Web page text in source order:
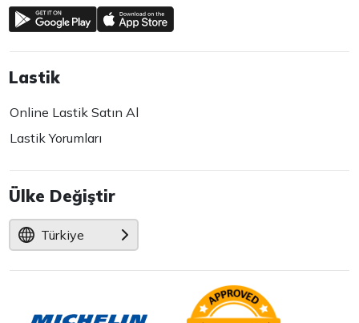
Lastik
Online Lastik Satın Al
Lastik Yorumları
Ülke Değiştir
Türkiye